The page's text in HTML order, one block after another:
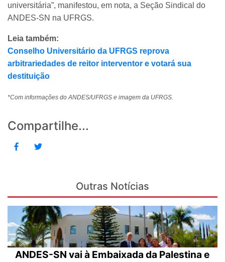
universitária”, manifestou, em nota, a Seção Sindical do
ANDES-SN na UFRGS.
Leia também:
Conselho Universitário da UFRGS reprova
arbitrariedades de reitor interventor e votará sua
destituição
*Com informações do ANDES/UFRGS e imagem da UFRGS.
Compartilhe...
Outras Notícias
ANDES-SN vai à Embaixada da Palestina e